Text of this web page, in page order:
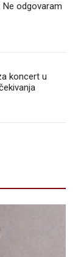
Ne odgovaram
koncert u